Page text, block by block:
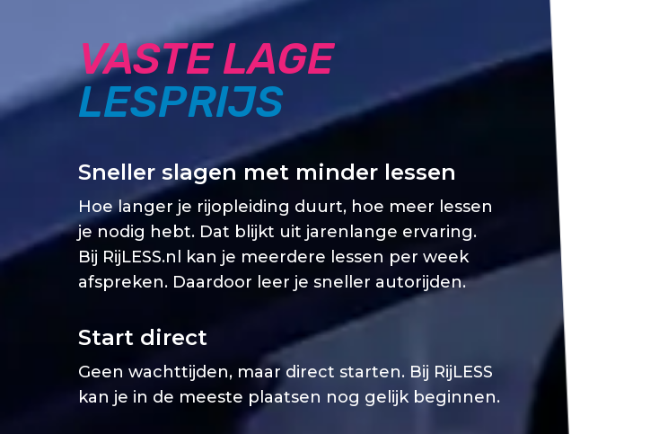
VASTE LAGE
LESPRIJS
Sneller slagen met minder lessen
Hoe langer je rijopleiding duurt, hoe meer lessen
je nodig hebt. Dat blijkt uit jarenlange ervaring.
Bij RijLESS.nl kan je meerdere lessen per week
afspreken. Daardoor leer je sneller autorijden.
Start direct
Geen wachttijden, maar direct starten. Bij RijLESS
kan je in de meeste plaatsen nog gelijk beginnen.